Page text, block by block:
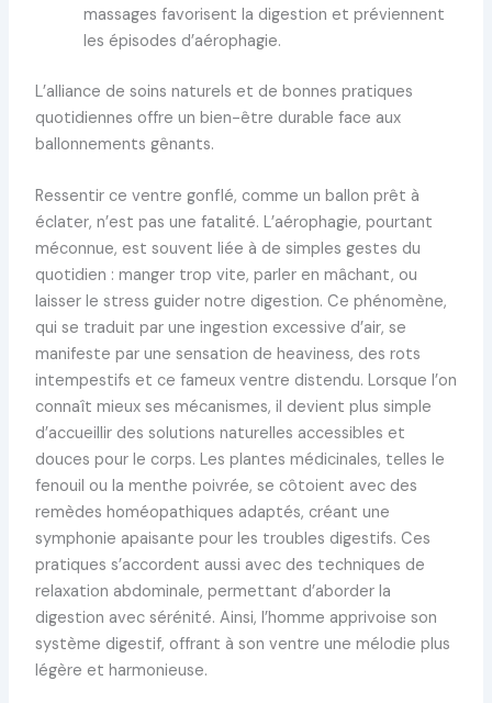
massages favorisent la digestion et préviennent
les épisodes d’aérophagie.
L’alliance de soins naturels et de bonnes pratiques
quotidiennes offre un bien-être durable face aux
ballonnements gênants.
Ressentir ce ventre gonflé, comme un ballon prêt à
éclater, n’est pas une fatalité. L’aérophagie, pourtant
méconnue, est souvent liée à de simples gestes du
quotidien : manger trop vite, parler en mâchant, ou
laisser le stress guider notre digestion. Ce phénomène,
qui se traduit par une ingestion excessive d’air, se
manifeste par une sensation de heaviness, des rots
intempestifs et ce fameux ventre distendu. Lorsque l’on
connaît mieux ses mécanismes, il devient plus simple
d’accueillir des solutions naturelles accessibles et
douces pour le corps. Les plantes médicinales, telles le
fenouil ou la menthe poivrée, se côtoient avec des
remèdes homéopathiques adaptés, créant une
symphonie apaisante pour les troubles digestifs. Ces
pratiques s’accordent aussi avec des techniques de
relaxation abdominale, permettant d’aborder la
digestion avec sérénité. Ainsi, l’homme apprivoise son
système digestif, offrant à son ventre une mélodie plus
légère et harmonieuse.